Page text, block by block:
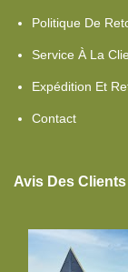
Politique De
Service À La
Expédition Et
Contact
Avis Des Clients